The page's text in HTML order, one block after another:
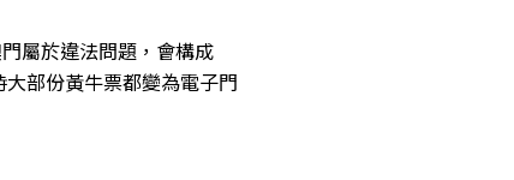
屬於違法問題，會構成
部份黃牛票都變為電子門